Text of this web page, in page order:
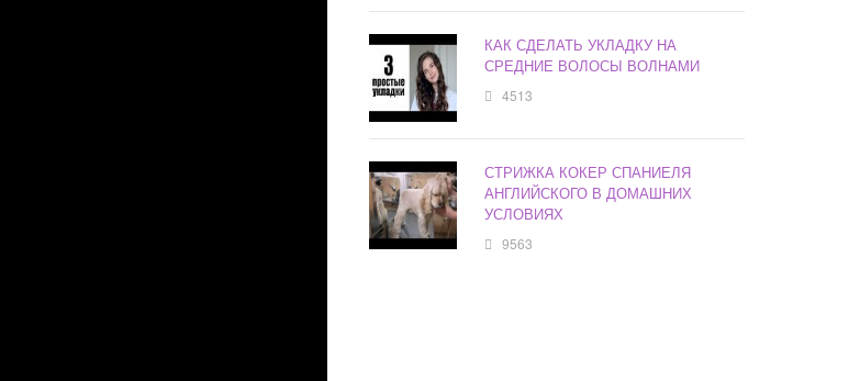
КАК СДЕЛАТЬ УКЛАДКУ НА
СРЕДНИЕ ВОЛОСЫ ВОЛНАМИ
4513
СТРИЖКА КОКЕР СПАНИЕЛЯ
АНГЛИЙСКОГО В ДОМАШНИХ
УСЛОВИЯХ
9563